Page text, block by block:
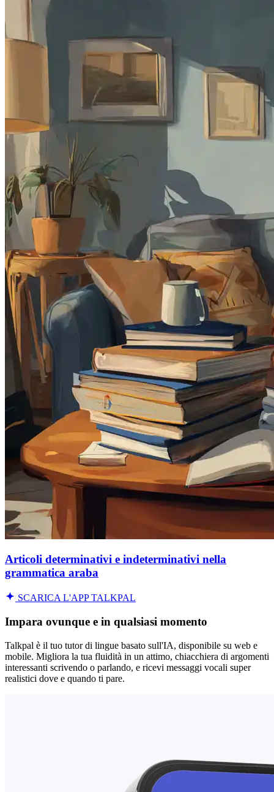
Articoli determinativi e indeterminativi nella
grammatica araba
SCARICA L'APP TALKPAL
Impara ovunque e in qualsiasi momento
Talkpal è il tuo tutor di lingue basato sull'IA, disponibile su web e
mobile. Migliora la tua fluidità in un attimo, chiacchiera di argomenti
interessanti scrivendo o parlando, e ricevi messaggi vocali super
realistici dove e quando ti pare.